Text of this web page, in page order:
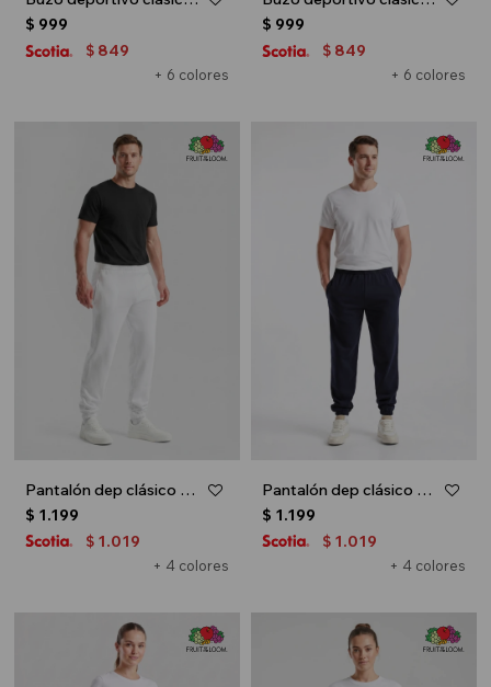
+ 6 colores
$ 999
$ 849
+ 6 colores
$ 999
$ 849
Pantalón dep clásico c/puños elásticos - UNISEX - Blanco
+ 4 colores
$ 1.199
$ 1.019
Pantalón dep clásico c/puños elásticos - UNISEX - Azul oscuro
+ 4 colores
$ 1.199
$ 1.019